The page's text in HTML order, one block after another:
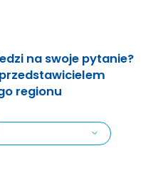
na swoje pytanie?
regionu